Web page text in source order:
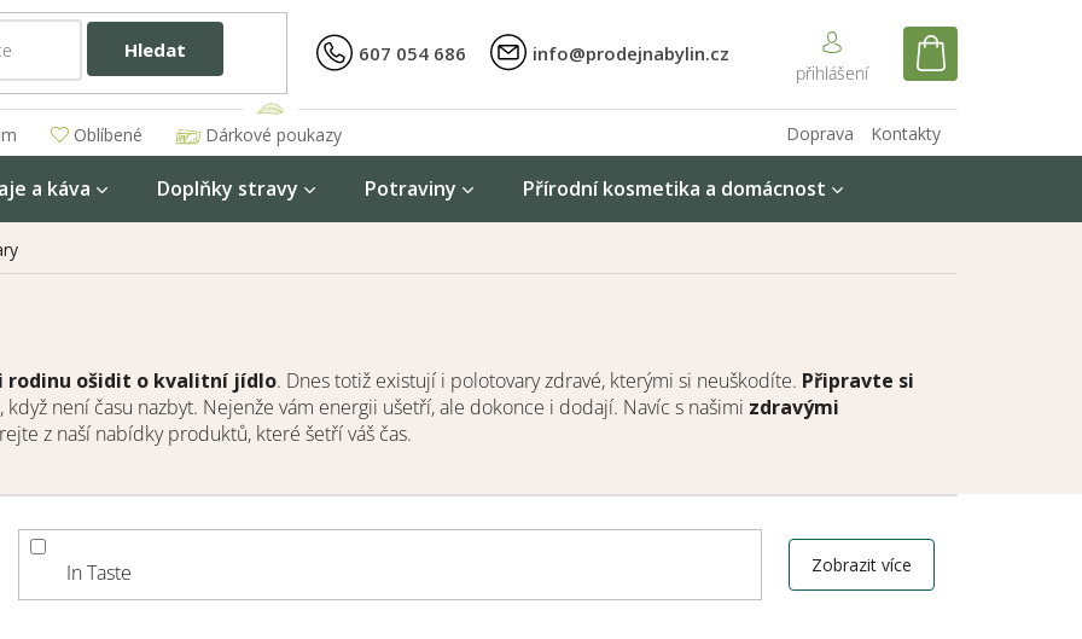
Hledat 607 054 686 info@prodejnabylin.cz
NÁKUPNÍ
Oblíbené Kontakty
Doprava
Dárkové poukazy
a káva Doplňky stravy Potraviny Přírodní kosmetika a domácnost
rodinu ošidit o kvalitní jídlo. Dnes totiž existují i polotovary zdravé, kterými si neuškodíte. Připravte si
, když není času nazbyt. Nejenže vám energii ušetří, ale dokonce i dodají. Navíc s našimi zdravými
z naší nabídky produktů, které šetří váš čas.
Zobrazit více
In Taste